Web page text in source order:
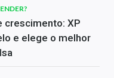
crescimento: XP
e elege o melhor